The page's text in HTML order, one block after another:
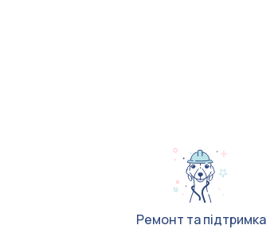
Ремонт та підтримка